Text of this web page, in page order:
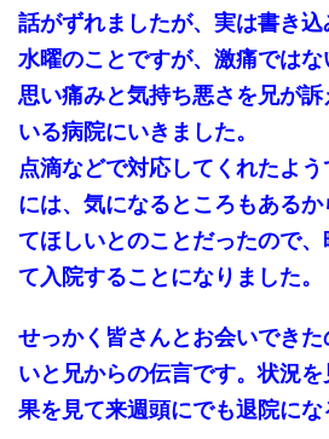
話がずれましたが、実は書き込
水曜のことですが、激痛では
思い痛みと気持ち悪さを兄が
いる病院にいきました。
点滴などで対応してくれたよ
には、気になるところもある
てほしいとのことだったので
て入院することになりました。
せっかく皆さんとお会いでき
いと兄からの伝言です。状況
果を見て来週頭にでも退院にな